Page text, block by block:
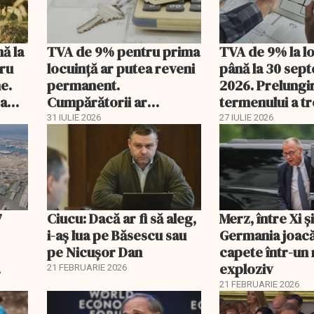
la
TVA de 9% pentru prima
locuință ar putea reveni
permanent.
Cumpărătorii ar
economisi zeci de mii de
31 IULIE 2026
TVA de 9% la
până la 30
2026.
termenului a
comisia din
27 IULIE 2026
Ciucu: Dacă ar fi să aleg,
i-aș lua pe Băsescu sau
pe Nicușor Dan
21 FEBRUARIE 2026
Merz, între Xi
Germania
capete într-un
exploziv
21 FEBRUARIE 2026